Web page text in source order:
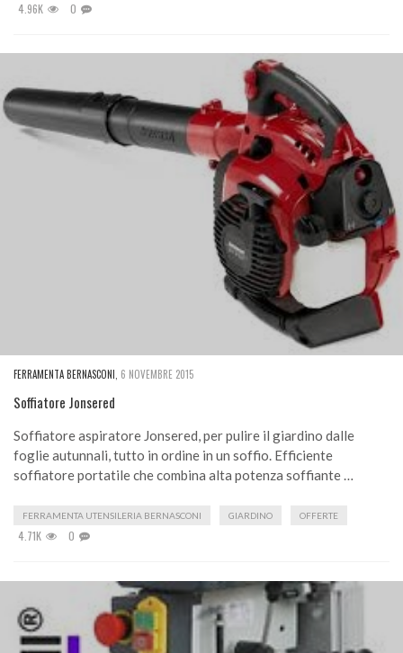
4.96K 0
FERRAMENTA BERNASCONI, 6 NOVEMBRE 2015
Soffiatore Jonsered
Soffiatore aspiratore Jonsered, per pulire il giardino dalle
foglie autunnali, tutto in ordine in un soffio. Efficiente
soffiatore portatile che combina alta potenza soffiante …
FERRAMENTA UTENSILERIA BERNASCONI GIARDINO OFFERTE
4.71K 0